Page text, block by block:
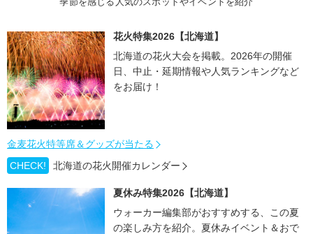
花火特集2026【北海道】
北海道の花火大会を掲載。2026年の開催
日、中止・延期情報や人気ランキングなど
をお届け！
金麦花火特等席＆グッズが当たる
CHECK!
北海道の花火開催カレンダー
夏休み特集2026【北海道】
ウォーカー編集部がおすすめする、この夏
の楽しみ方を紹介。夏休みイベント＆おで